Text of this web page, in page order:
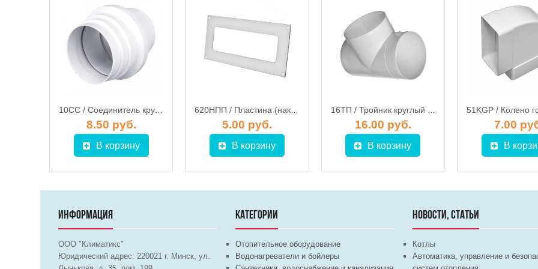
10СС / Соединитель круглых каналов для сбора конденсата d.100, ЭРА
8.50 руб.
В корзину
620НПП / Пластина (накладка) настенная для плоских воздуховодов 60х204 мм, ЭРА
5.00 руб.
В корзину
16ТП / Тройник круглый d.160, ЭРА
16.00 руб.
В корзину
7.00
В
ИНФОРМАЦИЯ
ООО "Климатикс"
Юридический адрес:220021 г. Минск, ул.
КАТЕГОРИИ
Отопительное оборудование
Водонагреватели и бойлеры
НОВОСТИ, СТАТЬИ
Котлы
Автоматика, управление и